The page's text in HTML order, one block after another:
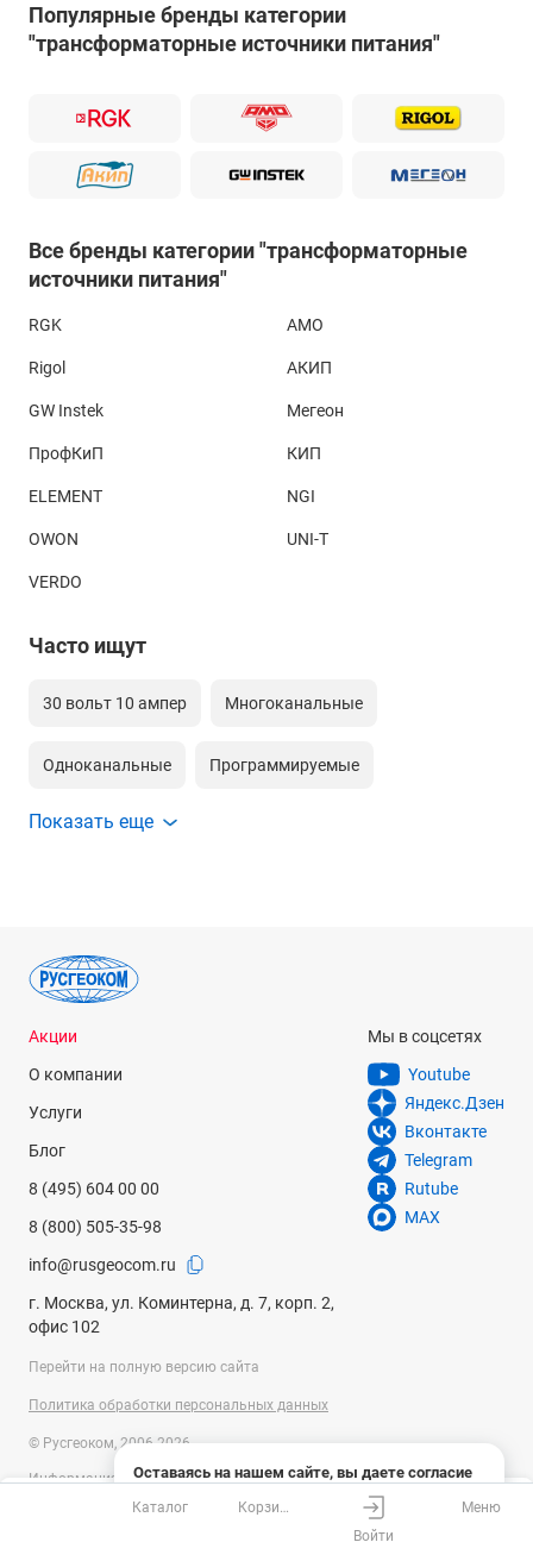
Популярные бренды категории
"трансформаторные источники питания"
Все бренды категории "трансформаторные
источники питания"
RGK AMO
Rigol АКИП
GW Instek Мегеон
ПрофКиП КИП
ELEMENT NGI
OWON UNI-T
VERDO
Часто ищут
30 вольт 10 ампер Многоканальные
Одноканальные Программируемые
Показать еще
Оставаясь на нашем сайте, вы даете согласие
на использование файлов cookies и сбор данных
системами веб-аналитики
Акции
О компании
Услуги
Блог
8 (495) 604 00 00
8 (800) 505-35-98
info@rusgeocom.ru
г. Москва, ул. Коминтерна, д. 7, корп. 2,
офис 102
Мы в соцсетях
Youtube
Яндекс.Дзен
Вконтакте
Telegram
Rutube
MAX
Перейти на полную версию сайта
Политика обработки персональных данных
© Русгеоком, 2006-2026
Информация на сайте носит справочный характер и не является
публичной офертой, определяемой положениями Статьи 437
Гражданского кодекса Российской Федерации. Технические
Каталог
Корзина
Войти
Меню